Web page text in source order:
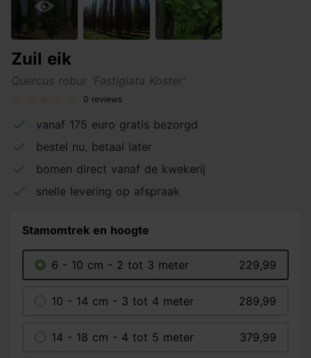
Zuil eik
Quercus robur 'Fastigiata Koster'
0 reviews
vanaf 175 euro gratis bezorgd
bestel nu, betaal later
bomen direct vanaf de kwekerij
snelle levering op afspraak
Stamomtrek en hoogte
6 - 10 cm - 2 tot 3 meter 229,99
10 - 14 cm - 3 tot 4 meter 289,99
14 - 18 cm - 4 tot 5 meter 379,99